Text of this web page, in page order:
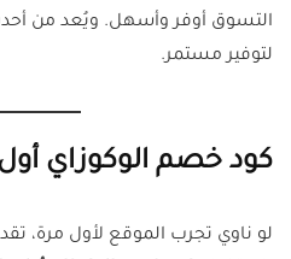
لتوفير مستمر.
كود خصم الوكوزاي
لو ناوي تجرب الموقع لأول مرة،